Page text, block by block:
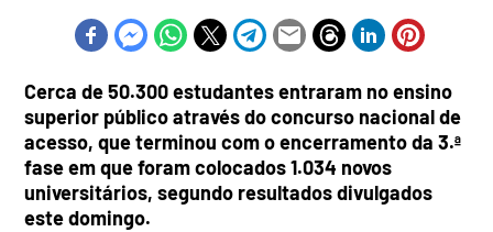
Cerca de 50.300 estudantes entraram no ensino
superior público através do concurso nacional de
acesso, que terminou com o encerramento da 3.ª
fase em que foram colocados 1.034 novos
universitários, segundo resultados divulgados
este domingo.